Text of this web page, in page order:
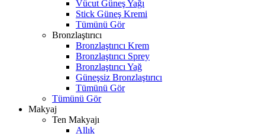
Vücut Güneş Yağı
Stick Güneş Kremi
Tümünü Gör
Bronzlaştırıcı
Bronzlaştırıcı Krem
Bronzlaştırıcı Sprey
Bronzlaştırıcı Yağ
Güneşsiz Bronzlaştırıcı
Tümünü Gör
Tümünü Gör
Makyaj
Ten Makyajı
Allık